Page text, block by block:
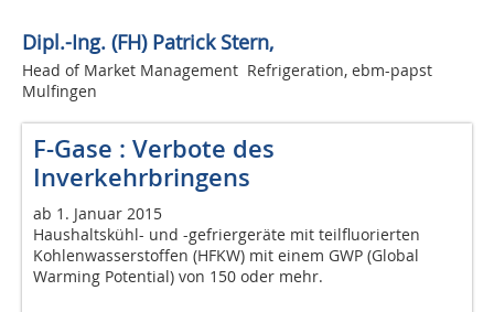
Dipl.-Ing. (FH) Patrick Stern,
Head of Market Management Refrigeration, ebm-papst
Mulfingen
F-Gase : Verbote des
Inverkehrbringens
ab 1. Januar 2015
Haushaltskühl- und -gefriergeräte mit teilfluorierten
Kohlenwasserstoffen (HFKW) mit einem GWP (Global
Warming Potential) von 150 oder mehr.